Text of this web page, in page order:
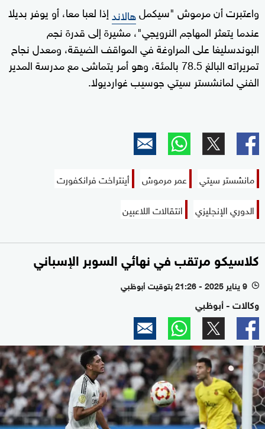
واعتبرت أن مرموش "سيكملهالاندإذا لعبا معا، أو يوفر بديلا
عندما يتعثر المهاجم النرويجي"، مشيرة إلى قدرة نجم
البوندسليغا على المراوغة في المواقف الضيقة، ومعدل نجاح
تمريراته البالغ 78.5 بالمئة، وهو أمر يتماشى مع مدرسة المدير
الفني لمانشستر سيتي جوسيب غوارديولا.
مانشستر سيتي عمر مرموش
أينتراخت فرانكفورت
الدوري الإنجليزي
انتقالات اللاعبين
كلاسيكو مرتقب في نهائي السوبر الإسباني
l 9 يناير 2025 - 21:26 بتوقيت أبوظبي
وكالات - أبوظبي